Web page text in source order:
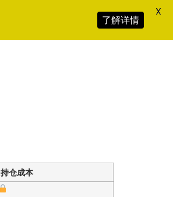
持仓成本
了解详情
X